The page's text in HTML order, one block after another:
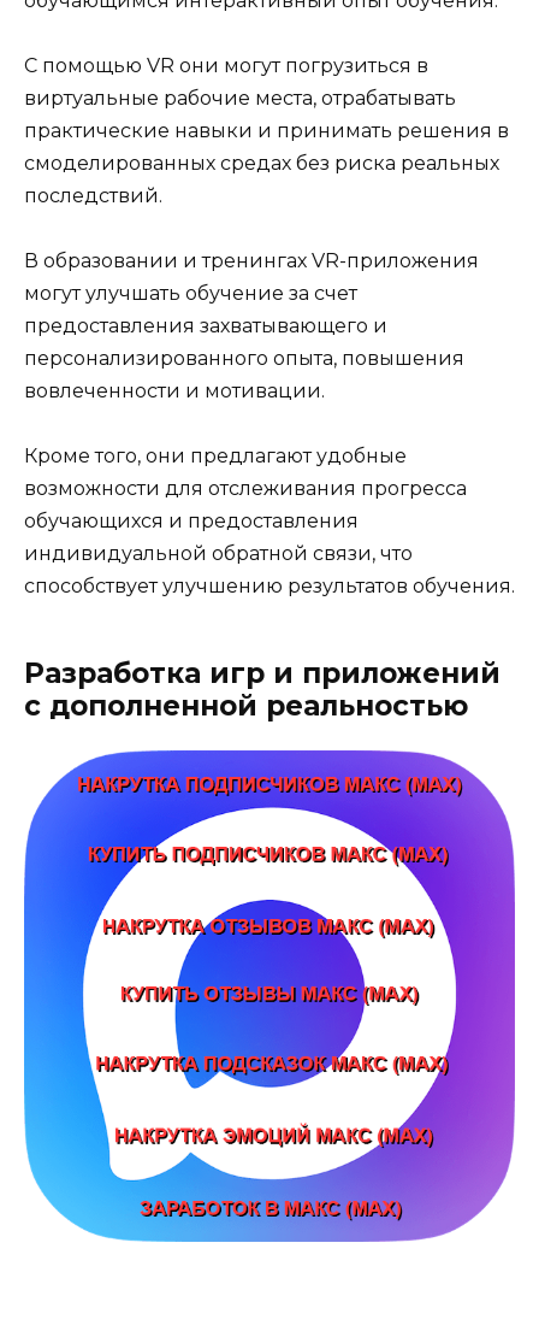
С помощью VR они могут погрузиться в
виртуальные рабочие места, отрабатывать
практические навыки и принимать решения в
смоделированных средах без риска реальных
последствий.
В образовании и тренингах VR-приложения
могут улучшать обучение за счет
предоставления захватывающего и
персонализированного опыта, повышения
вовлеченности и мотивации.
Кроме того, они предлагают удобные
возможности для отслеживания прогресса
обучающихся и предоставления
индивидуальной обратной связи, что
способствует улучшению результатов обучения.
Разработка игр и приложений
с дополненной реальностью